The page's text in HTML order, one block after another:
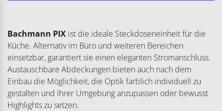
Bachmann PIX ist die ideale Steckdoseneinheit für die
Küche. Alternativ im Büro und weiteren Bereichen
einsetzbar, garantiert sie einen eleganten Stromanschluss.
Austauschbare Abdeckungen bieten auch nach dem
Einbau die Möglichkeit, die Optik farblich individuell zu
gestalten und ihrer Umgebung anzupassen oder bewusst
Highlights zu setzen.